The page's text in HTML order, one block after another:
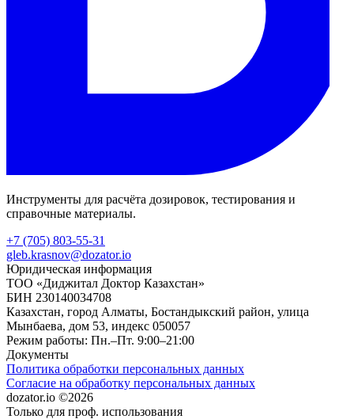
Инструменты для расчёта дозировок, тестирования и
справочные материалы.
+7 (705) 803-55-31
gleb.krasnov@dozator.io
Юридическая информация
ТОО «Диджитал Доктор Казахстан»
БИН 230140034708
Казахстан, город Алматы, Бостандыкский район, улица
Мынбаева, дом 53, индекс 050057
Режим работы: Пн.–Пт. 9:00–21:00
Документы
Политика обработки персональных данных
Согласие на обработку персональных данных
dozator.io ©2026
Только для проф. использования